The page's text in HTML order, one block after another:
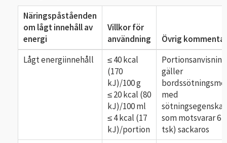
Näringspåståenden
om lågt innehåll av
energi
Villkor för
användning
Övrig kommentar
Lågt energiinnehåll
≤ 40 kcal
(170
kJ)/100 g
≤ 20 kcal (80
kJ)/100 ml
≤ 4 kcal (17
kJ)/portion
gäller
med
som motsvarar 6
tsk) sackaros